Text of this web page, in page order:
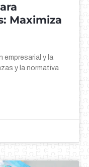
Maximiza
empresarial y la
y la normativa